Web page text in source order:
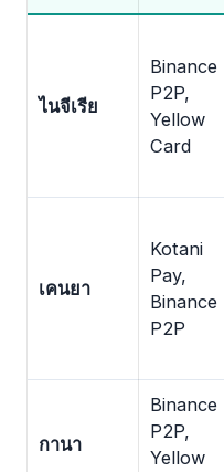
ไนจีเรีย
Binance
P2P,
Yellow
Card
เคนยา
Kotani
Pay,
Binance
P2P
กานา
Binance
P2P,
Yellow